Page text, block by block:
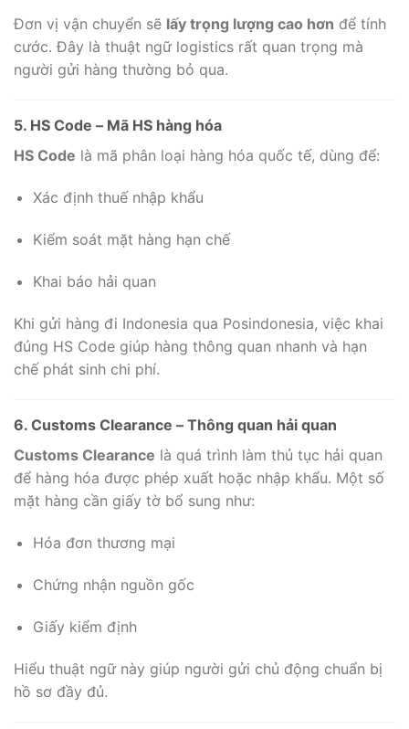
Đơn vị vận chuyển sẽ lấy trọng lượng cao hơn để tính
cước. Đây là thuật ngữ logistics rất quan trọng mà
người gửi hàng thường bỏ qua.
5. HS Code – Mã HS hàng hóa
HS Code là mã phân loại hàng hóa quốc tế, dùng để:
Xác định thuế nhập khẩu
Kiểm soát mặt hàng hạn chế
Khai báo hải quan
Khi gửi hàng đi Indonesia qua Posindonesia, việc khai
đúng HS Code giúp hàng thông quan nhanh và hạn
chế phát sinh chi phí.
6. Customs Clearance – Thông quan hải quan
Customs Clearance là quá trình làm thủ tục hải quan
để hàng hóa được phép xuất hoặc nhập khẩu. Một số
mặt hàng cần giấy tờ bổ sung như:
Hóa đơn thương mại
Chứng nhận nguồn gốc
Giấy kiểm định
Hiểu thuật ngữ này giúp người gửi chủ động chuẩn bị
hồ sơ đầy đủ.